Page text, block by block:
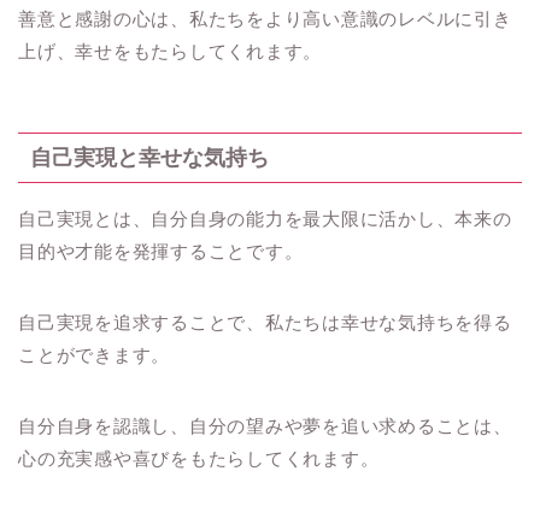
善意と感謝の心は、私たちをより高い意識のレベルに引き
上げ、幸せをもたらしてくれます。
自己実現と幸せな気持ち
自己実現とは、自分自身の能力を最大限に活かし、本来の
目的や才能を発揮することです。
自己実現を追求することで、私たちは幸せな気持ちを得る
ことができます。
自分自身を認識し、自分の望みや夢を追い求めることは、
心の充実感や喜びをもたらしてくれます。